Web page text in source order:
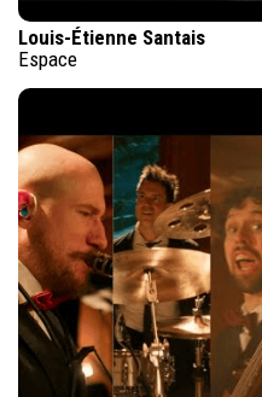
Louis-Étienne Santais
Espace